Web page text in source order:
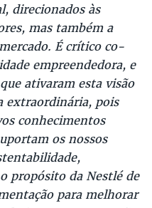
direcionados às
mas também a
É crítico co-
empreendedora, e
ativaram esta visão
extraordinária, pois
conhecimentos
os nossos
propósito da Nestlé de
para melhorar